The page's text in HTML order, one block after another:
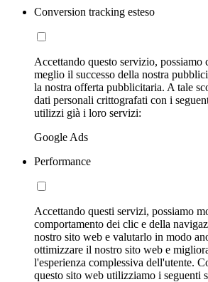
Conversion tracking esteso
Accettando questo servizio, possiamo
meglio il successo della nostra
la nostra offerta pubblicitaria. A tale
dati personali crittografati con i
utilizzi già i loro servizi:
Google Ads
Performance
Accettando questi servizi, possiamo
comportamento dei clic e della
nostro sito web e valutarlo in modo
ottimizzare il nostro sito web e
l'esperienza complessiva dell'utente.
questo sito web utilizziamo i seguenti